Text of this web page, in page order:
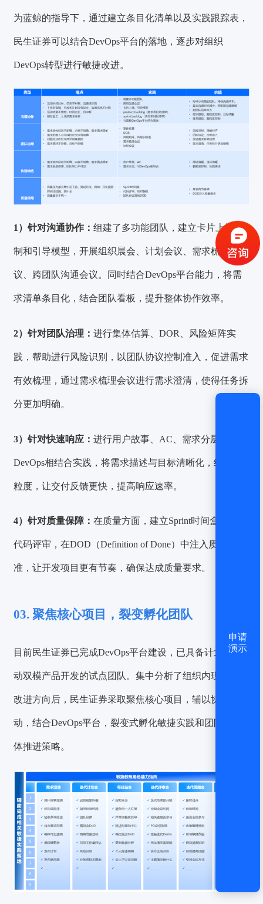
为蓝鲸的指导下，通过建立条目化清单以及实践跟踪表，
民生证券可以结合DevOps平台的落地，逐步对组织
DevOps转型进行敏捷改进。
1）针对沟通协作：组建了多功能团队，建立卡片上墙机
制和引导模型，开展组织晨会、计划会议、需求梳理会
议、跨团队沟通会议。同时结合DevOps平台能力，将需
求清单条目化，结合团队看板，提升整体协作效率。
2）针对团队治理：进行集体估算、DOR、风险矩阵实
践，帮助进行风险识别，以团队协议控制准入，促进需求
有效梳理，通过需求梳理会议进行需求澄清，使得任务拆
分更加明确。
3）针对快速响应：进行用户故事、AC、需求分层与
DevOps相结合实践，将需求描述与目标清晰化，细化颗
粒度，让交付反馈更快，提高响应速率。
4）针对质量保障：在质量方面，建立Sprint时间盒、加强
代码评审，在DOD（Definition of Done）中注入质量标
准，让开发项目更有节奏，确保达成质量要求。
03. 聚焦核心项目，裂变孵化团队
目前民生证券已完成DevOps平台建设，已具备计划和推
动双模产品开发的试点团队。集中分析了组织内现状以及
改进方向后，民生证券采取聚焦核心项目，辅以协作活
动，结合DevOps平台，裂变式孵化敏捷实践和团队的整
体推进策略。
验证码登录 密码登录
获取验证码
登录
立即注册
申请
演示